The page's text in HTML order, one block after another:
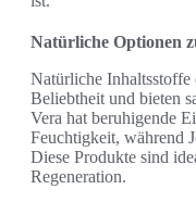
Natürliche Optionen
Natürliche Inhaltsstoffe
Beliebtheit und bieten
Vera hat beruhigende
Feuchtigkeit, während
Diese Produkte sind
Regeneration.